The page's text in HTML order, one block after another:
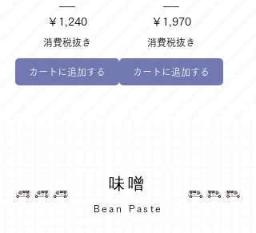
価格
￥1,240
消費税抜き
カートに追加する
価格
￥1,970
消費税抜き
カートに追加する
味噌
Bean Paste